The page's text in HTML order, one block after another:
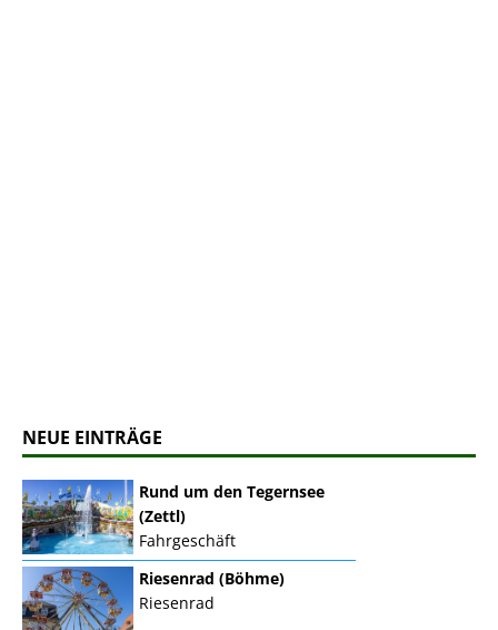
NEUE EINTRÄGE
Rund um den Tegernsee
(Zettl)
Fahrgeschäft
Riesenrad (Böhme)
Riesenrad